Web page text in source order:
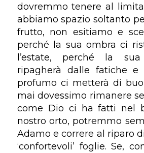
dovremmo tenere al
abbiamo spazio soltanto
frutto, non esitiamo e
perché la sua ombra ci
l’estate, perché la
ripagherà dalle fatiche
profumo ci metterà di
mai dovessimo rimanere
come Dio ci ha fatti nel
nostro orto, potremmo
Adamo e correre al riparo
‘confortevoli’ foglie. Se,